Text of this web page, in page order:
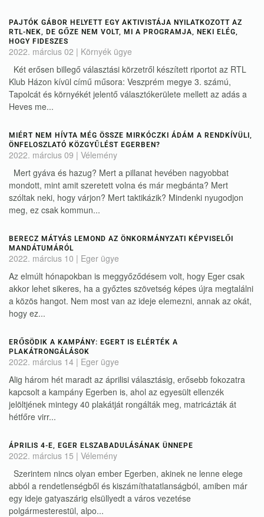
PAJTÓK GÁBOR HELYETT EGY AKTIVISTÁJA NYILATKOZOTT AZ
RTL-NEK, DE GŐZE NEM VOLT, MI A PROGRAMJA, NEKI ELÉG,
HOGY FIDESZES
2022. március 02 | Környék ügye
Két erősen billegő választási körzetről készített riportot az RTL
Klub Házon kívül című műsora: Veszprém megye 3. számú,
Tapolcát és környékét jelentő választókerülete mellett az adás a
Heves me...
MIÉRT NEM HÍVTA MÉG ÖSSZE MIRKÓCZKI ÁDÁM A RENDKÍVÜLI,
ÖNFELOSZLATÓ KÖZGYŰLÉST EGERBEN?
2022. március 09 | Vélemény
Mert gyáva és hazug? Mert a pillanat hevében nagyobbat
mondott, mint amit szeretett volna és már megbánta? Mert
szóltak neki, hogy várjon? Mert taktikázik? Mindenki nyugodjon
meg, ez csak kommun...
BERECZ MÁTYÁS LEMOND AZ ÖNKORMÁNYZATI KÉPVISELŐI
MANDÁTUMÁRÓL
2022. március 10 | Eger ügye
Az elmúlt hónapokban is meggyőződésem volt, hogy Eger csak
akkor lehet sikeres, ha a győztes szövetség képes újra megtalálni
a közös hangot. Nem most van az ideje elemezni, annak az okát,
hogy ez...
ERŐSÖDIK A KAMPÁNY: EGERT IS ELÉRTÉK A
PLAKÁTRONGÁLÁSOK
2022. március 14 | Eger ügye
Alig három hét maradt az áprilisi választásig, erősebb fokozatra
kapcsolt a kampány Egerben is, ahol az egyesült ellenzék
jelöltjének mintegy 40 plakátját rongálták meg, matricázták át
hétfőre virr...
ÁPRILIS 4-E, EGER ELSZABADULÁSÁNAK ÜNNEPE
2022. március 15 | Vélemény
Szerintem nincs olyan ember Egerben, akinek ne lenne elege
abból a rendetlenségből és kiszámíthatatlanságból, amiben már
egy ideje gatyaszárig elsüllyedt a város vezetése
polgármesterestül, alpo...